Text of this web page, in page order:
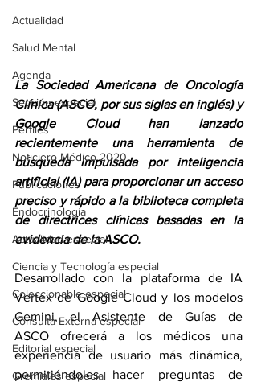
Actualidad
Salud Mental
Agenda
Sección especial
Perfiles
Noticiero Médico 2020
Publicaciones
Endocrinología
Actualidad especial
Ciencia y Tecnología especial
Coleccionable especial
Consulta Externa especial
Editorial especial
Gremiales especial
La Sociedad Americana de Oncología
Clínica (ASCO, por sus siglas en inglés) y
Google Cloud han lanzado
recientemente una herramienta de
búsqueda impulsada por inteligencia
artificial (IA) para proporcionar un acceso
preciso y rápido a la biblioteca completa
de directrices clínicas basadas en la
evidencia de la ASCO.
Desarrollado con la plataforma de IA
Vertex de Google Cloud y los modelos
Gemini, el Asistente de Guías de
ASCO ofrecerá a los médicos una
experiencia de usuario más dinámica,
permitiéndoles hacer preguntas de